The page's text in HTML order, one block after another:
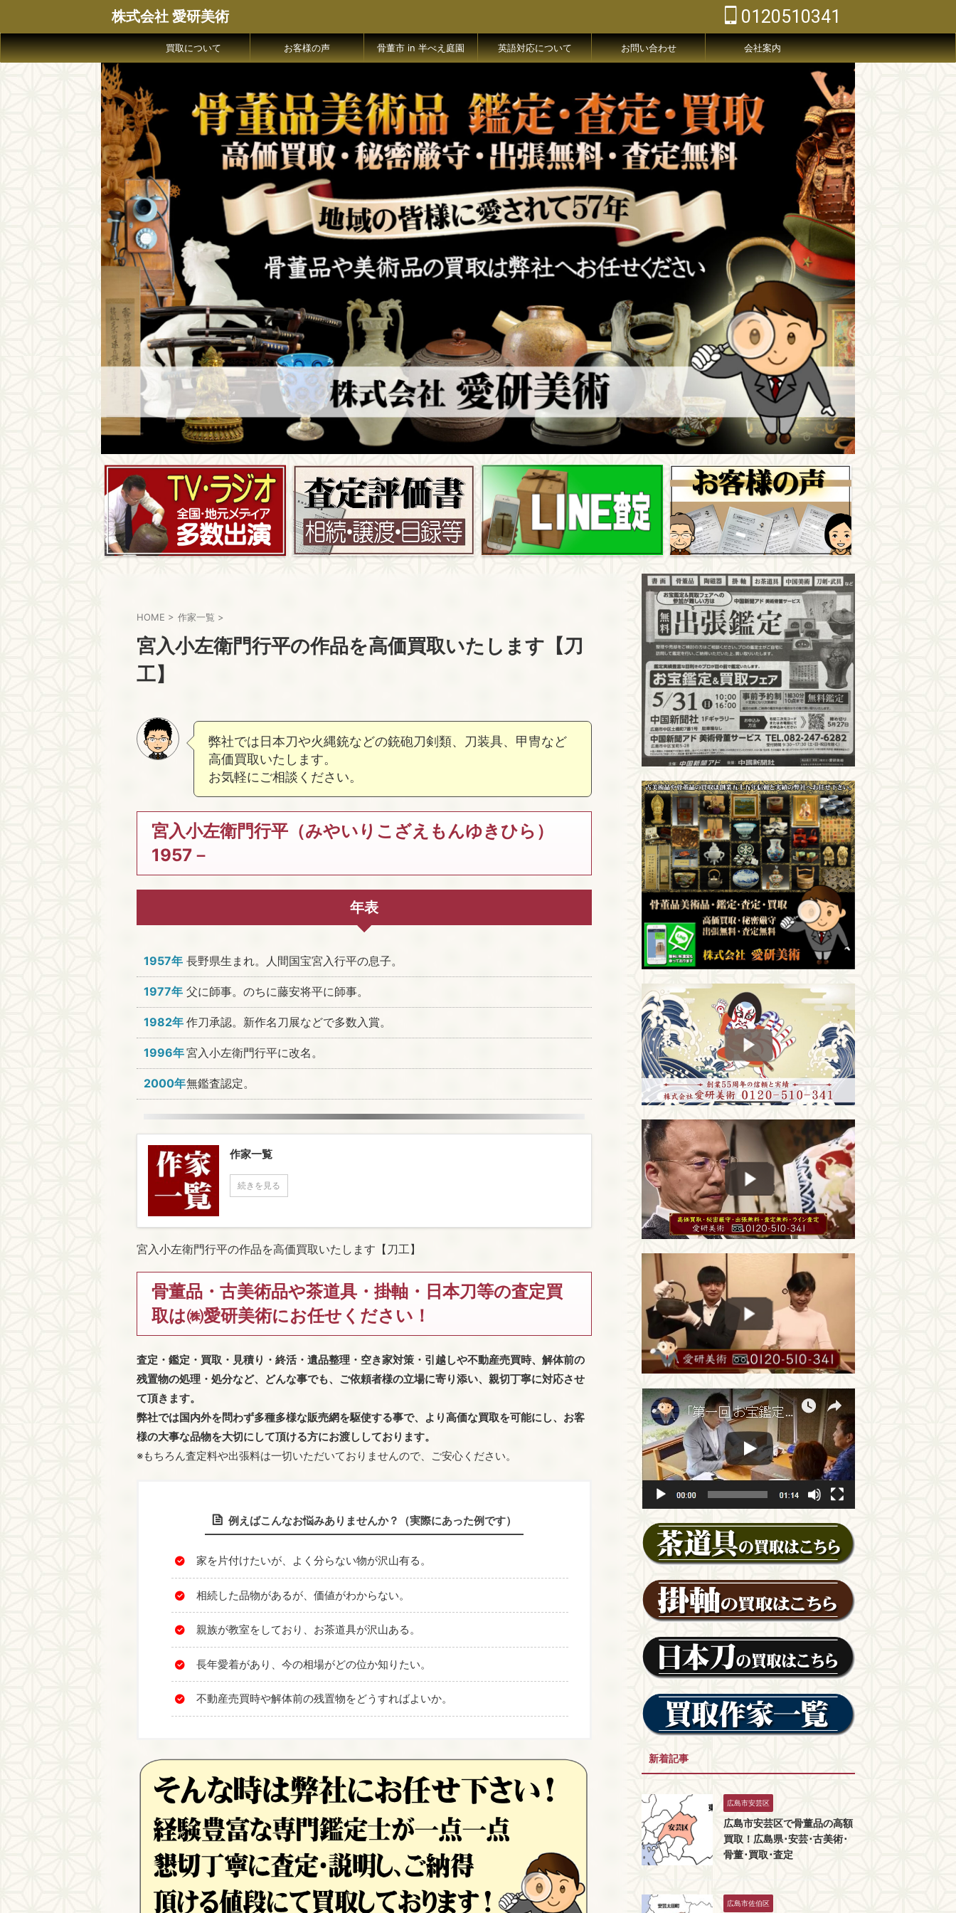
株式会社 愛研美術 0120510341
買取について お客様の声 骨董市 in 半べえ庭園 英語対応について お問い合わせ 会社案内
HOME > 作家一覧 >
宮入小左衛門行平の作品を高価買取いたします【刀
工】
弊社では日本刀や火縄銃などの銃砲刀剣類、刀装具、甲冑など
高価買取いたします。
お気軽にご相談ください。
宮入小左衛門行平（みやいりこざえもんゆきひら）
1957－
年表
1957年 長野県生まれ。人間国宝宮入行平の息子。
1977年 父に師事。のちに藤安将平に師事。
1982年 作刀承認。新作名刀展などで多数入賞。
1996年宮入小左衛門行平に改名。
2000年無鑑査認定。
作家一覧
続きを見る
宮入小左衛門行平の作品を高価買取いたします【刀工】
骨董品・古美術品や茶道具・掛軸・日本刀等の査定買
取は㈱愛研美術にお任せください！
査定・鑑定・買取・見積り・終活・遺品整理・空き家対策・引越しや不動産売買時、解体前の
残置物の処理・処分など、どんな事でも、 ご依頼者様の立場に寄り添い、親切丁寧に対応させ
て頂きます。
弊社では国内外を問わず多種多様な販売網を駆使する事で、より高価な買取を可能にし、お客
様の大事な品物を大切にして頂ける方にお渡ししております。
※もちろん査定料や出張料は一切いただいておりませんので、ご安心ください。
例えばこんなお悩みありませんか？（実際にあった例です）
家を片付けたいが、よく分らない物が沢山有る。
相続した品物があるが、価値がわからない。
親族が教室をしており、お茶道具が沢山ある。
長年愛着があり、今の相場がどの位か知りたい。
不動産売買時や解体前の残置物をどうすればよいか。
新着記事
広島市安芸区
広島市安芸区で骨董品の高額
買取！広島県･安芸･古美術･
骨董･買取･査定
広島市佐伯区